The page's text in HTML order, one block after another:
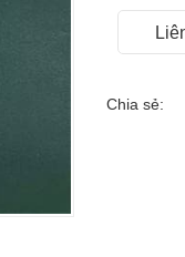
Chia sẻ: